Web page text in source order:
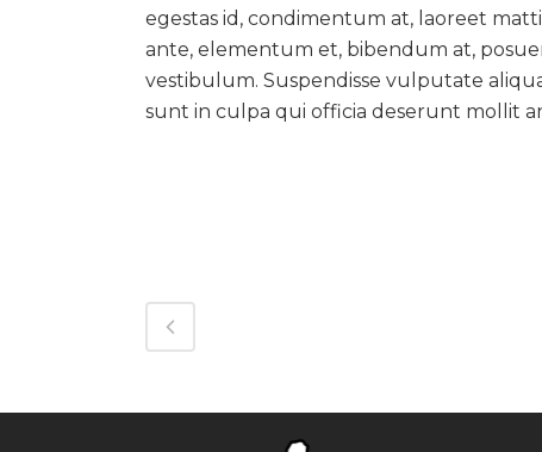
egestas id, condimentum at, laoreet
ante, elementum et, bibendum at,
vestibulum. Suspendisse vulputate
sunt in culpa qui officia deserunt mollit